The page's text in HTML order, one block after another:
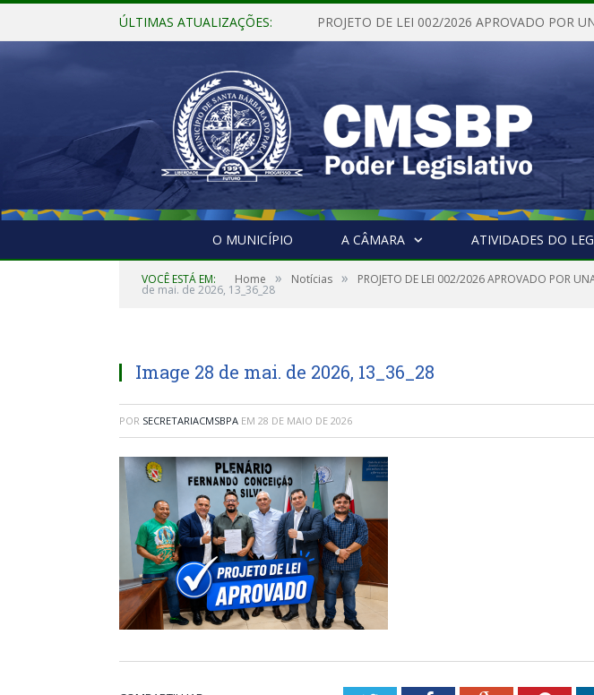
ÚLTIMAS ATUALIZAÇÕES:
O MUNICÍPIO A CÂMARA ATIVIDADES DO
VOCÊ ESTÁ EM: Home » Notícias » PROJETO DE LEI 002/2026 APROVADO POR
de mai. de 2026, 13_36_28
Image 28 de mai. de 2026, 13_36_28
POR SECRETARIACMSBPA EM 28 DE MAIO DE 2026